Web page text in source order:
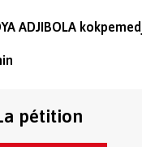
ADJIBOLA
pétition